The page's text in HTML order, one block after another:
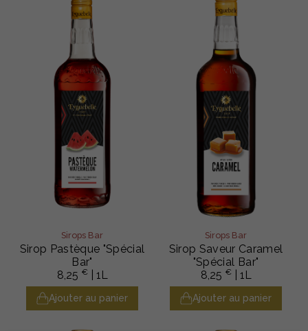
Sirops Bar
Sirop Pastèque "Spécial
Bar"
8,25 € | 1L
Ajouter au panier
Sirops Bar
Sirop Saveur Caramel
"Spécial Bar"
8,25 € | 1L
Ajouter au panier